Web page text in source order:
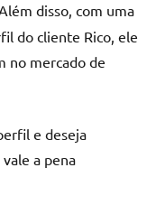
disso, com uma
do cliente Rico, ele
no mercado de
e deseja
a pena